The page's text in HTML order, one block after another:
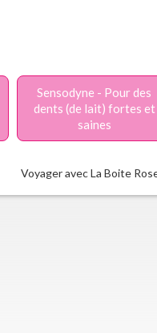
Sensodyne - Pour des
dents (de lait) fortes et
saines
Voyager avec La Boite